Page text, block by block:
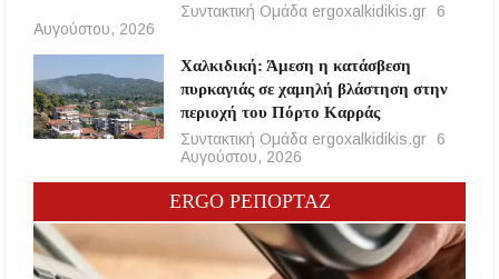
Συντακτική Ομάδα ergoxalkidikis.gr
6
Αυγούστου, 2026
Χαλκιδική: Άμεση η κατάσβεση
πυρκαγιάς σε χαμηλή βλάστηση στην
περιοχή του Πόρτο Καρράς
Συντακτική Ομάδα ergoxalkidikis.gr
6
Αυγούστου, 2026
ERGO ΡΕΠΟΡΤΑΖ